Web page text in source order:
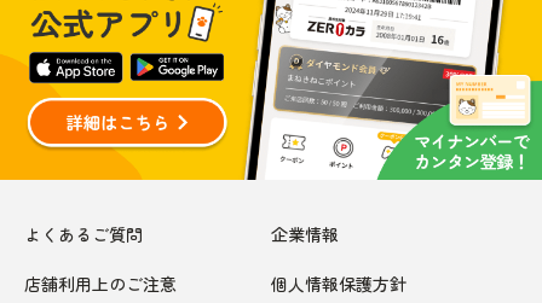
よくあるご質問 企業情報
店舗利用上のご注意 個人情報保護方針